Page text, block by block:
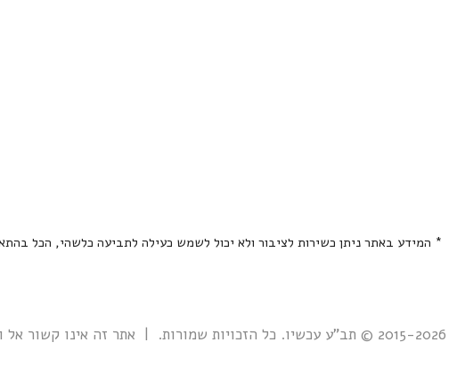
* המידע באתר ניתן כשירות לציבור ולא יכול לשמש כעילה לתביעה כלשהי, הכל
2015-2026 © תב"ע עכשיו. כל הזכויות שמורות. | אתר זה אינו קשור אל ואינו נתמך ע"י גוף ממשלתי כלשהו כולל רשות מקרקעי ישראל. |